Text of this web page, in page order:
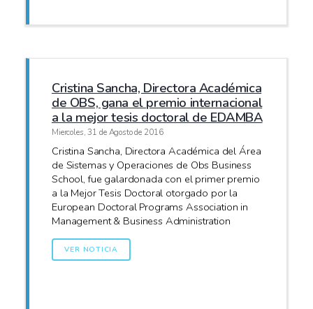
Cristina Sancha, Directora Académica
de OBS, gana el premio internacional
a la mejor tesis doctoral de EDAMBA
Miercoles, 31 de Agosto de 2016
Cristina Sancha, Directora Académica del Área
de Sistemas y Operaciones de Obs Business
School, fue galardonada con el primer premio
a la Mejor Tesis Doctoral otorgado por la
European Doctoral Programs Association in
Management & Business Administration
VER NOTICIA